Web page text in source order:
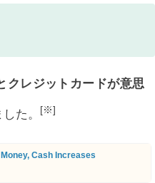
クレジットカードが意思
た。 [※]
Cash Increases